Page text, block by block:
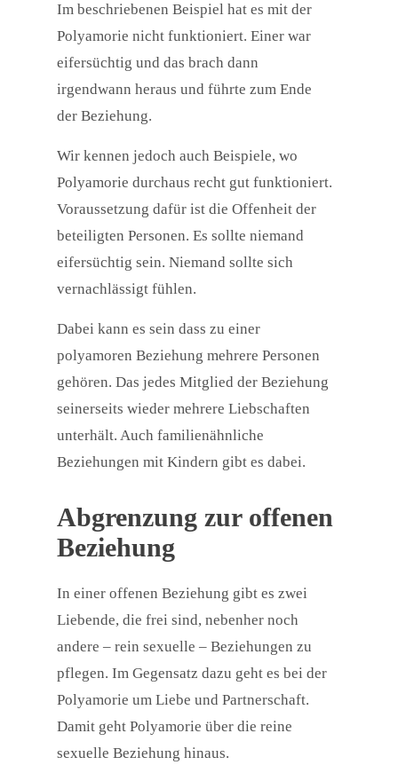
Im beschriebenen Beispiel hat es mit der
Polyamorie nicht funktioniert. Einer war
eifersüchtig und das brach dann
irgendwann heraus und führte zum Ende
der Beziehung.
Wir kennen jedoch auch Beispiele, wo
Polyamorie durchaus recht gut funktioniert.
Voraussetzung dafür ist die Offenheit der
beteiligten Personen. Es sollte niemand
eifersüchtig sein. Niemand sollte sich
vernachlässigt fühlen.
Dabei kann es sein dass zu einer
polyamoren Beziehung mehrere Personen
gehören. Das jedes Mitglied der Beziehung
seinerseits wieder mehrere Liebschaften
unterhält. Auch familienähnliche
Beziehungen mit Kindern gibt es dabei.
Abgrenzung zur offenen
Beziehung
In einer offenen Beziehung gibt es zwei
Liebende, die frei sind, nebenher noch
andere – rein sexuelle – Beziehungen zu
pflegen. Im Gegensatz dazu geht es bei der
Polyamorie um Liebe und Partnerschaft.
Damit geht Polyamorie über die reine
sexuelle Beziehung hinaus.